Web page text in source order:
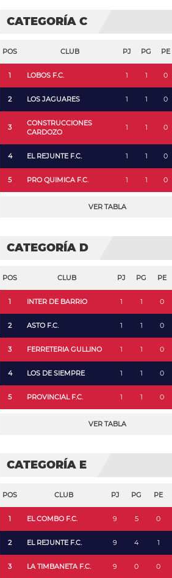
CATEGORÍA C
POS CLUB PJ PG PE
1 LOBOS F.C. 1 1 0
2 LOS JAGUARES 1 1 0
3
CONSTRUCCIONES
CARDOZO
1 1 0
4 EL REJUNTE F.C. 1 1 0
5 PRO QUIMICA F.C. 1 1 0
VER TABLA
CATEGORÍA D
POS CLUB PJ PG PE
1 INTER DE BARRIO 1 1 0
2 ASTO F.C. 1 1 0
3 FERRETERIA GULLINO 1 1 0
4 LOS DE SIEMPRE 1 1 0
5 PROVINCIAL F.C. 1 1 0
VER TABLA
CATEGORÍA E
POS CLUB PJ PG PE
1 EL COMBO F.C. 9 5 0
2 EL REJUNTE F.C. 9 4 1
3 LA TIMBANETA F.C. 9 0 0